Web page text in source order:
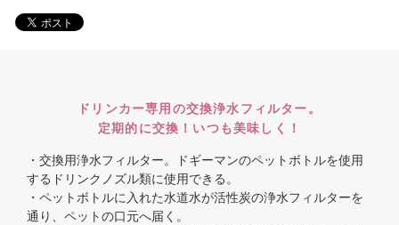
ドリンカー専用の交換浄水フィルター。
定期的に交換！いつも美味しく！
・交換用浄水フィルター。ドギーマンのペットボトルを使用
するドリンクノズル類に使用できる。
・ペットボトルに入れた水道水が活性炭の浄水フィルターを
通り、ペットの口元へ届く。